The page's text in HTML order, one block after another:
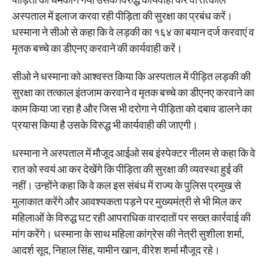
अस्पताल में इलाज करवा रही पीड़िता की सुरक्षा का प्रबंध करें।
धस्माना ने सीओ से कहा कि वे लड़की का १६४ का बयान दर्ज करवाएं व
मृतक बच्चे का डीएनए करवाने की कार्यवाही करें।
सीओ ने धस्माना को आश्वस्त किया कि अस्पताल में पीड़ित लड़की की
सुरक्षा का तत्काल इंतजाम करवाने व मृतक बच्चे का डीएनए करवाने का
काम किया जा रहा है और जिस भी दरोगा ने पीड़िता को दबाव डालने का
प्रयास किया है उसके विरुद्ध भी कार्यवाही की जाएगी।
धस्माना ने अस्पताल में मौजूद आईओ सब इंस्पेक्टर नीलम से कहा कि वे
रात को स्वयं आ कर देखेंगे कि पीड़िता की सुरक्षा की व्यवस्था हुई की
नहीं। उन्होंने कहा कि वे कल इस संबंध में राज्य के पुलिस प्रमुख से
मुलाकात करेंगे और आवश्यकता पड़ने पर मुख्यमंत्री से भी मिल कर
महिलाओं के विरुद्ध घट रही आपराधिक वारदातों पर सख्त कार्रवाई की
मांग करेंगे। धस्माना के साथ महिला कांग्रेस की नेत्री सुशीला शर्मा,
आदर्श सूद, निहाल सिंह, यामीन खान, वीरेश शर्मा मौजूद रहे।